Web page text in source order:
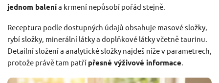
jednom balenía krmení nepůsobí pořád stejně.
Receptura podle dostupných údajů obsahuje masové složky,
rybí složky, minerální látky a doplňkové látky včetně taurinu.
Detailní složení a analytické složky najdeš níže v parametrech,
protože právě tam patří přesné výživové informace